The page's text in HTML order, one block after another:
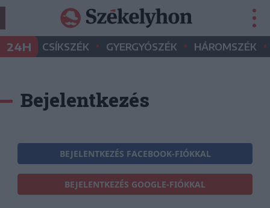
24H CSÍKSZÉK • GYERGYÓSZÉK • HÁROMSZÉK •
Bejelentkezés
BEJELENTKEZÉS FACEBOOK-FIÓKKAL
BEJELENTKEZÉS GOOGLE-FIÓKKAL